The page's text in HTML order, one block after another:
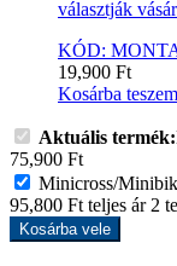
választják
KÓD:
19,900 Ft
Kosárba teszem
Aktuális termék:
75,900 Ft
Minicross/
95,800 Ft teljes ár 2
Kosárba vele